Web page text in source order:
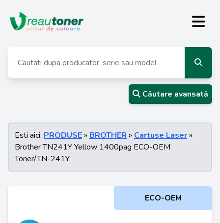
Căutare avansată
Esti aici: PRODUSE » BROTHER » Cartuse Laser »
Brother TN241Y Yellow 1400pag ECO-OEM
Toner/TN-241Y
ECO-OEM